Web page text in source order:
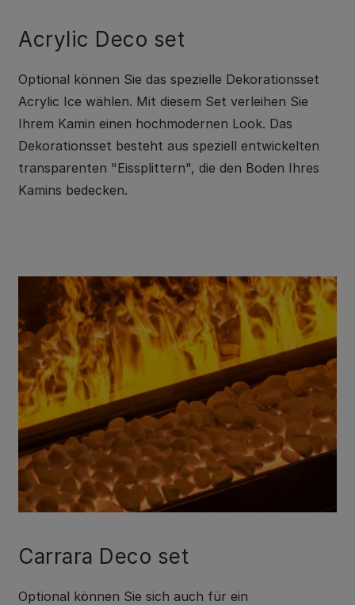
Acrylic Deco set
Optional können Sie das spezielle Dekorationsset
Acrylic Ice wählen. Mit diesem Set verleihen Sie
Ihrem Kamin einen hochmodernen Look. Das
Dekorationsset besteht aus speziell entwickelten
transparenten "Eissplittern", die den Boden Ihres
Kamins bedecken.
Carrara Deco set
Optional können Sie sich auch für ein